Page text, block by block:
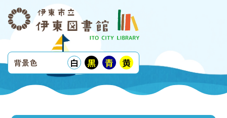
背景色 白 黒 青 黄